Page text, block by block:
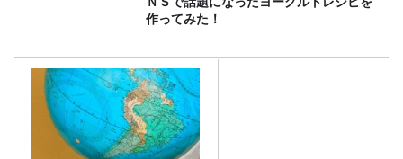
作ってみた！